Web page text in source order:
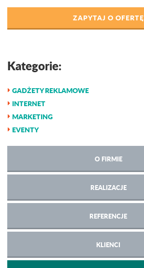
ZAPYTAJ O OFERTĘ
Kategorie:
GADŻETY REKLAMOWE
INTERNET
MARKETING
EVENTY
O FIRMIE
REALIZACJE
REFERENCJE
KLIENCI